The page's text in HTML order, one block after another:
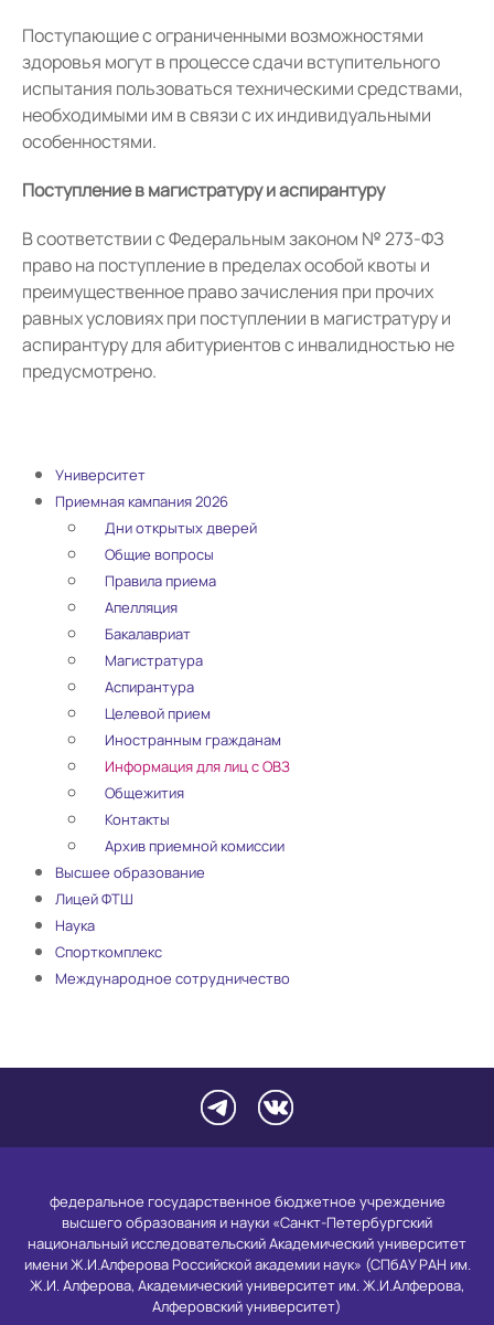
Поступающие с ограниченными возможностями
здоровья могут в процессе сдачи вступительного
испытания пользоваться техническими средствами,
необходимыми им в связи с их индивидуальными
особенностями.
Поступление в магистратуру и аспирантуру
В соответствии с Федеральным законом № 273-ФЗ
право на поступление в пределах особой квоты и
преимущественное право зачисления при прочих
равных условиях при поступлении в магистратуру и
аспирантуру для абитуриентов с инвалидностью не
предусмотрено.
Университет
Приемная кампания 2026
Дни открытых дверей
Общие вопросы
Правила приема
Апелляция
Бакалавриат
Магистратура
Аспирантура
Целевой прием
Иностранным гражданам
Информация для лиц с ОВЗ
Общежития
Контакты
Архив приемной комиссии
Высшее образование
Лицей ФТШ
Наука
Спорткомплекс
Международное сотрудничество
федеральное государственное бюджетное учреждение
высшего образования и науки «Санкт-Петербургский
национальный исследовательский Академический университет
имени Ж.И.Алферова Российской академии наук» (СПбАУ РАН им.
Ж.И. Алферова, Академический университет им. Ж.И.Алферова,
Алферовский университет)